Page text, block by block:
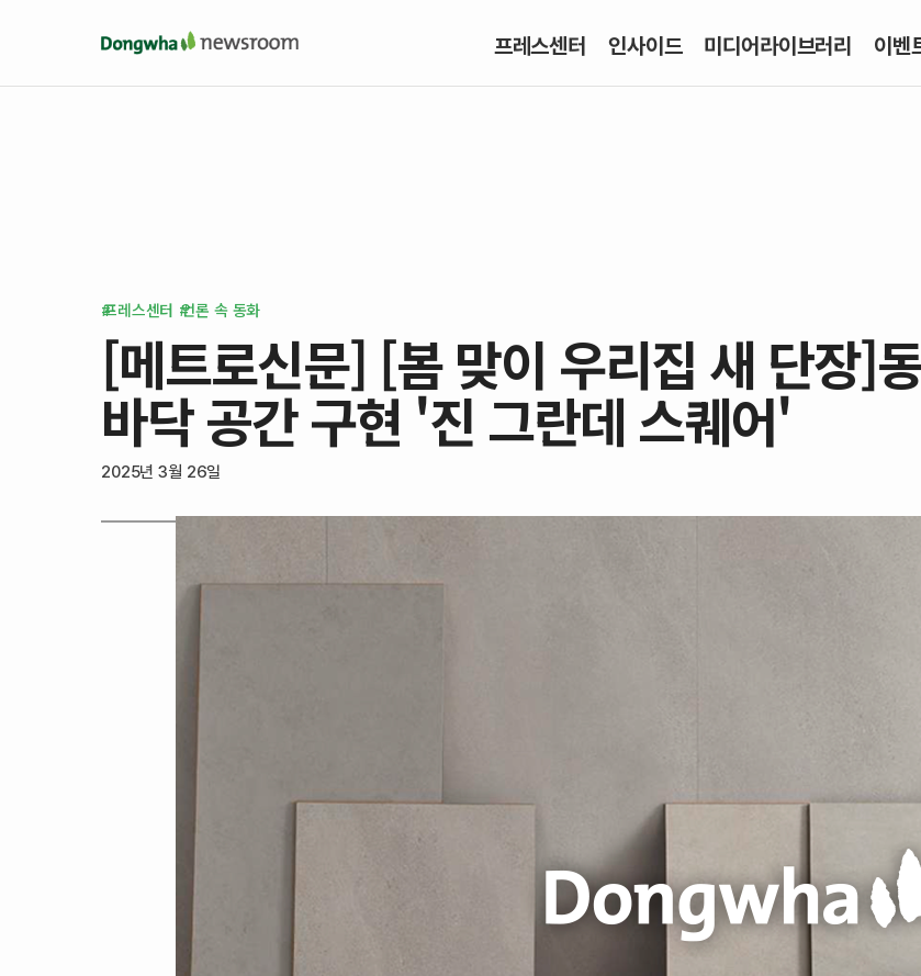
프레스센터 인사이드 미디어라이브러리 이벤
프레스센터 언론 속 동화
[메트로신문] [봄 맞이 우리집 새 단장]
바닥 공간 구현 '진 그란데 스퀘어'
2025년 3월 26일